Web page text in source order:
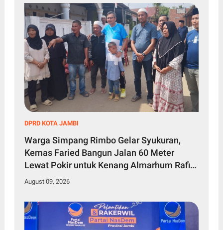
DPRD KOTA JAMBI
Warga Simpang Rimbo Gelar Syukuran,
Kemas Faried Bangun Jalan 60 Meter
Lewat Pokir untuk Kenang Almarhum Rafi
Akbar
August 09, 2026